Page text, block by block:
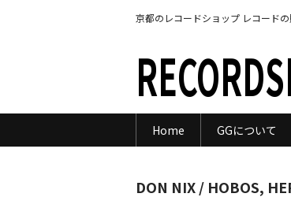
京都のレコードショップ レコード
Home GGについて
DON NIX / HOBOS,